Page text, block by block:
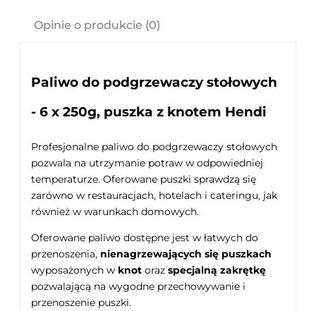
Opinie o produkcie (0)
Paliwo do podgrzewaczy stołowych
- 6 x 250g, puszka z knotem Hendi
Profesjonalne paliwo do podgrzewaczy stołowych
pozwala na utrzymanie potraw w odpowiedniej
temperaturze. Oferowane puszki sprawdzą się
zarówno w restauracjach, hotelach i cateringu, jak
również w warunkach domowych.
Oferowane paliwo dostępne jest w łatwych do
przenoszenia, nienagrzewających się puszkach
wyposażonych w knot oraz specjalną zakrętkę
pozwalającą na wygodne przechowywanie i
przenoszenie puszki.